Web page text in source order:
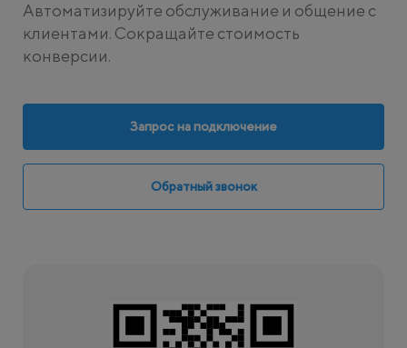
Автоматизируйте обслуживание и общение с
клиентами. Сокращайте стоимость
конверсии.
Запрос на подключение
Обратный звонок